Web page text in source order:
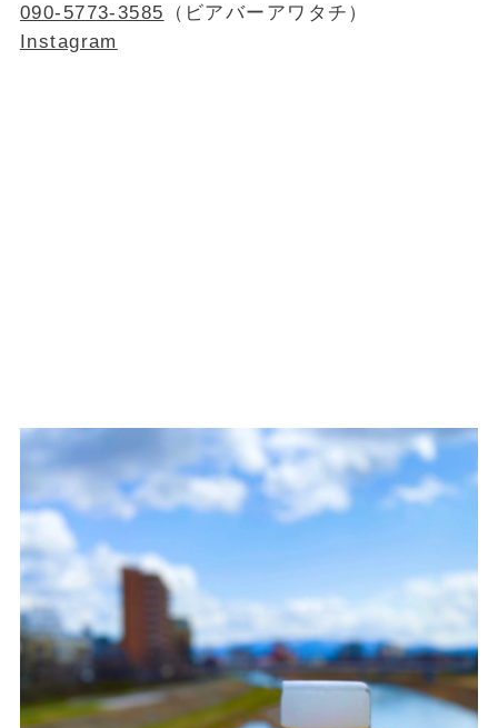
090-5773-3585 （ビアバーアワタチ）
Instagram